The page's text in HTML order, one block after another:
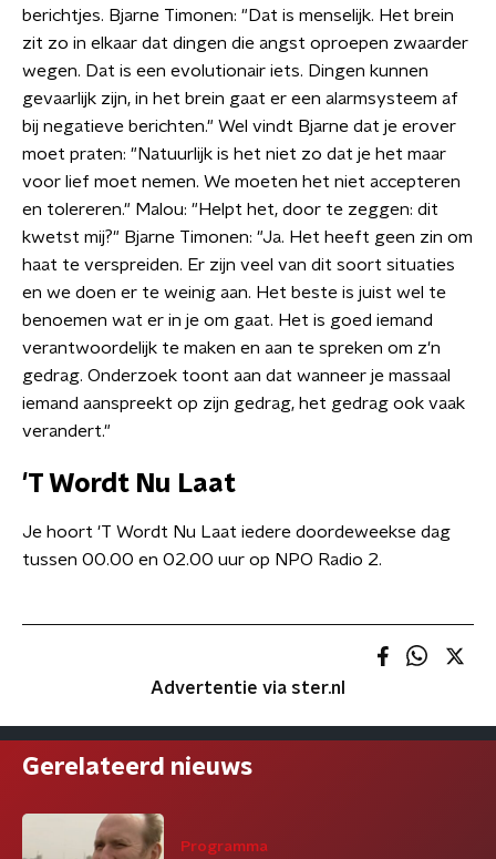
berichtjes. Bjarne Timonen: "Dat is menselijk. Het brein
zit zo in elkaar dat dingen die angst oproepen zwaarder
wegen. Dat is een evolutionair iets. Dingen kunnen
gevaarlijk zijn, in het brein gaat er een alarmsysteem af
bij negatieve berichten." Wel vindt Bjarne dat je erover
moet praten: "Natuurlijk is het niet zo dat je het maar
voor lief moet nemen. We moeten het niet accepteren
en tolereren." Malou: "Helpt het, door te zeggen: dit
kwetst mij?" Bjarne Timonen: "Ja. Het heeft geen zin om
haat te verspreiden. Er zijn veel van dit soort situaties
en we doen er te weinig aan. Het beste is juist wel te
benoemen wat er in je om gaat. Het is goed iemand
verantwoordelijk te maken en aan te spreken om z'n
gedrag. Onderzoek toont aan dat wanneer je massaal
iemand aanspreekt op zijn gedrag, het gedrag ook vaak
verandert."
'T Wordt Nu Laat
Je hoort 'T Wordt Nu Laat iedere doordeweekse dag
tussen 00.00 en 02.00 uur op NPO Radio 2.
Advertentie via ster.nl
Gerelateerd nieuws
Programma